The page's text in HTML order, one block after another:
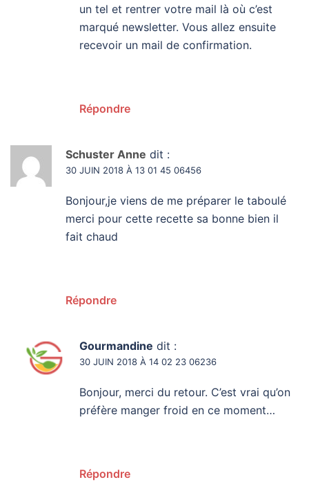
un tel et rentrer votre mail là où c’est
marqué newsletter. Vous allez ensuite
recevoir un mail de confirmation.
Répondre
Schuster Anne dit :
30 JUIN 2018 À 13 01 45 06456
Bonjour,je viens de me préparer le taboulé
merci pour cette recette sa bonne bien il
fait chaud
Répondre
Gourmandine dit :
30 JUIN 2018 À 14 02 23 06236
Bonjour, merci du retour. C’est vrai qu’on
préfère manger froid en ce moment…
Répondre